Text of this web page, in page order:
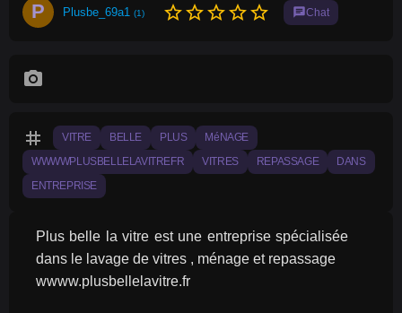
P Plusbe_69a1 (1) star_borderstar_borderstar_borderstar_borderstar_border chatChat
photo_camera
tag VITRE BELLE PLUS MéNAGE
WWWWPLUSBELLELAVITREFR VITRES REPASSAGE DANS
ENTREPRISE
Plus belle la vitre est une entreprise spécialisée
dans le lavage de vitres , ménage et repassage
wwww.plusbellelavitre.fr